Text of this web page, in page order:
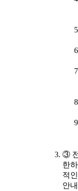
③
한
적
안